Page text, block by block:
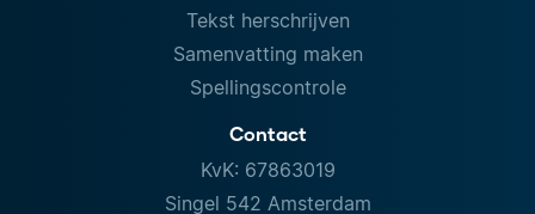
Tekst herschrijven
Samenvatting maken
Spellingscontrole
Contact
KvK: 67863019
Singel 542 Amsterdam